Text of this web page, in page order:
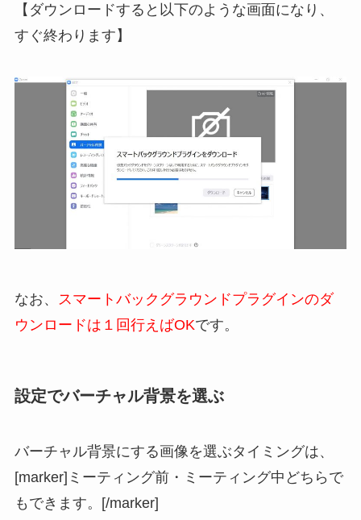
【ダウンロードすると以下のような画面になり、
すぐ終わります】
なお、
スマートバックグラウンドプラグインのダ
ウンロードは１回行えばOKです。
設定でバーチャル背景を選ぶ
バーチャル背景にする画像を選ぶタイミングは、
[marker]ミーティング前・ミーティング中どちらで
もできます。[/marker]